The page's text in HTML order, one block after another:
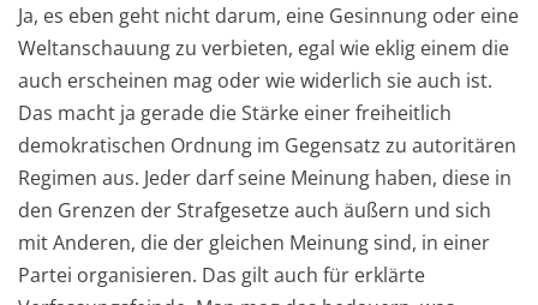
Ja, es eben geht nicht darum, eine Gesinnung oder eine
Weltanschauung zu verbieten, egal wie eklig einem die
auch erscheinen mag oder wie widerlich sie auch ist.
Das macht ja gerade die Stärke einer freiheitlich
demokratischen Ordnung im Gegensatz zu autoritären
Regimen aus. Jeder darf seine Meinung haben, diese in
den Grenzen der Strafgesetze auch äußern und sich
mit Anderen, die der gleichen Meinung sind, in einer
Partei organisieren. Das gilt auch für erklärte